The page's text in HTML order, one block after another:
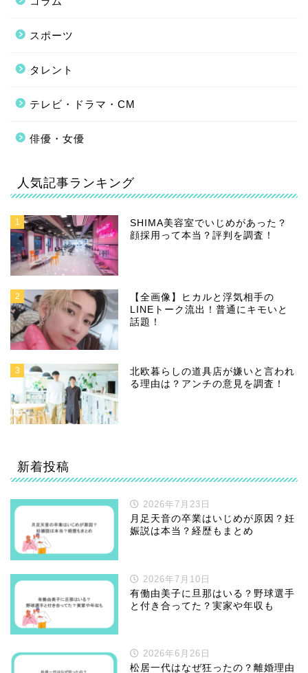
スポーツ
タレント
テレビ・ドラマ・CM
俳優・女優
人気記事ランキング
1
SHIMA美容室でいじめがあった？
顔採用って本当？評判を調査！
2
【全画像】ヒカルと浮気相手の
LINEトーク流出！普通にキモいと
話題！
3
北欧暮らしの道具店が嫌いと言われ
る理由は？アンチの意見を調査！
新着投稿
2026年7月23日
月足天音の卒業はいじめが原因？妊
娠説は本当？経歴もまとめ
2026年7月10日
有働由美子に旦那はいる？野球選手
と付き合ってた？実家や年収も
2026年6月26日
松居一代はなぜ狂ったの？離婚理由